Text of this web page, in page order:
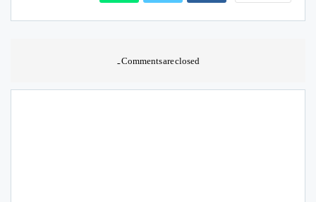
Comments are closed.